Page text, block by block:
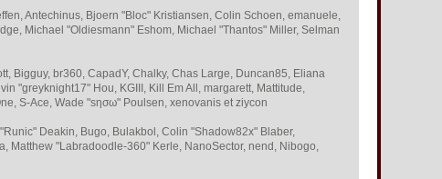
Antechinus, Bjoern "Bloc" Kristiansen, Colin Schoen, emanuele,
Michael "Oldiesmann" Eshom, Michael "Thantos" Miller, Selman
Bigguy, br360, CapadY, Chalky, Chas Large, Duncan85, Eliana
"greyknight17" Hou, KGIII, Kill Em All, margarett, Mattitude,
S-Ace, Wade "sησω" Poulsen, xenovanis et ziycon
Deakin, Bugo, Bulakbol, Colin "Shadow82x" Blaber,
Matthew "Labradoodle-360" Kerle, NanoSector, nend, Nibogo,